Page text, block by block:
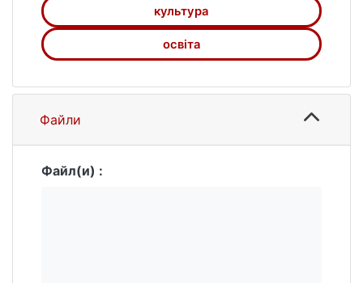
культура
освіта
Файли
Файл(и) :